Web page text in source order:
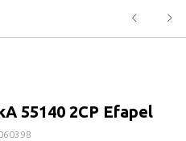
55140 2CP Efapel